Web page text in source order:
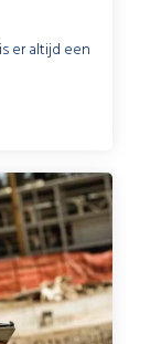
er altijd een